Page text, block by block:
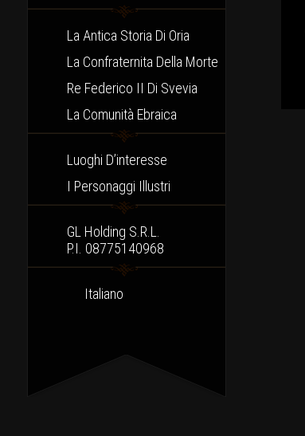
La Antica Storia Di Oria
La Confraternita Della Morte
Re Federico II Di Svevia
La Comunità Ebraica
Luoghi D’interesse
I Personaggi Illustri
GL Holding S.r.l.
P.I. 08775140968
Italiano